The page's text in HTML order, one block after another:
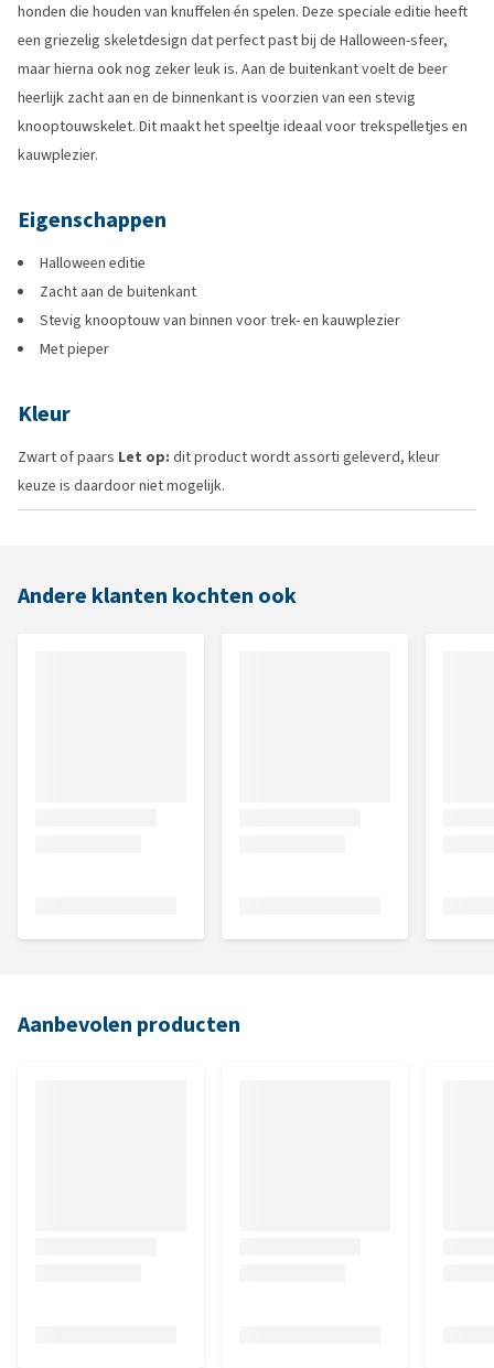
honden die houden van knuffelen én spelen. Deze speciale editie heeft
een griezelig skeletdesign dat perfect past bij de Halloween-sfeer,
maar hierna ook nog zeker leuk is. Aan de buitenkant voelt de beer
heerlijk zacht aan en de binnenkant is voorzien van een stevig
knooptouwskelet. Dit maakt het speeltje ideaal voor trekspelletjes en
kauwplezier.
Eigenschappen
Halloween editie
Zacht aan de buitenkant
Stevig knooptouw van binnen voor trek- en kauwplezier
Met pieper
Kleur
Zwart of paars Let op: dit product wordt assorti geleverd, kleur
keuze is daardoor niet mogelijk.
Andere klanten kochten ook
Aanbevolen producten